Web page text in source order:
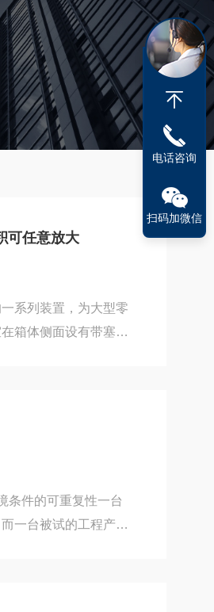
可任意放大
系列装置，为大型零
箱体侧面设有带塞子
用多翼心送风方式
室内温湿度分布均
条件的可重复性一台
一台被试的工程产品
电话咨询
扫码加微信